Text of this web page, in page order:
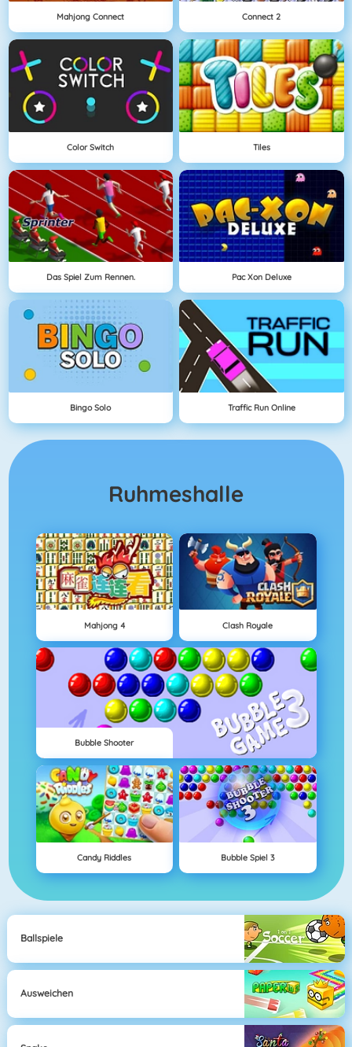
Mahjong Connect Connect 2
Color Switch Tiles
Das Spiel Zum Rennen. Pac Xon Deluxe
Bingo Solo Traffic Run Online
Ruhmeshalle
Mahjong 4 Clash Royale
Bubble Shooter
Candy Riddles Bubble Spiel 3
Ballspiele
Ausweichen